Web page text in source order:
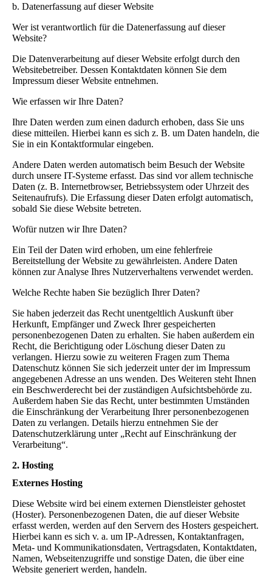
b. Datenerfassung auf dieser Website
Wer ist verantwortlich für die Datenerfassung auf dieser
Website?
Die Datenverarbeitung auf dieser Website erfolgt durch den
Websitebetreiber. Dessen Kontaktdaten können Sie dem
Impressum dieser Website entnehmen.
Wie erfassen wir Ihre Daten?
Ihre Daten werden zum einen dadurch erhoben, dass Sie uns
diese mitteilen. Hierbei kann es sich z. B. um Daten handeln, die
Sie in ein Kontaktformular eingeben.
Andere Daten werden automatisch beim Besuch der Website
durch unsere IT-Systeme erfasst. Das sind vor allem technische
Daten (z. B. Internetbrowser, Betriebssystem oder Uhrzeit des
Seitenaufrufs). Die Erfassung dieser Daten erfolgt automatisch,
sobald Sie diese Website betreten.
Wofür nutzen wir Ihre Daten?
Ein Teil der Daten wird erhoben, um eine fehlerfreie
Bereitstellung der Website zu gewährleisten. Andere Daten
können zur Analyse Ihres Nutzerverhaltens verwendet werden.
Welche Rechte haben Sie bezüglich Ihrer Daten?
Sie haben jederzeit das Recht unentgeltlich Auskunft über
Herkunft, Empfänger und Zweck Ihrer gespeicherten
personenbezogenen Daten zu erhalten. Sie haben außerdem ein
Recht, die Berichtigung oder Löschung dieser Daten zu
verlangen. Hierzu sowie zu weiteren Fragen zum Thema
Datenschutz können Sie sich jederzeit unter der im Impressum
angegebenen Adresse an uns wenden. Des Weiteren steht Ihnen
ein Beschwerderecht bei der zuständigen Aufsichtsbehörde zu.
Außerdem haben Sie das Recht, unter bestimmten Umständen
die Einschränkung der Verarbeitung Ihrer personenbezogenen
Daten zu verlangen. Details hierzu entnehmen Sie der
Datenschutzerklärung unter „Recht auf Einschränkung der
Verarbeitung“.
2. Hosting
Externes Hosting
Diese Website wird bei einem externen Dienstleister gehostet
(Hoster). Personenbezogenen Daten, die auf dieser Website
erfasst werden, werden auf den Servern des Hosters gespeichert.
Hierbei kann es sich v. a. um IP-Adressen, Kontaktanfragen,
Meta- und Kommunikationsdaten, Vertragsdaten, Kontaktdaten,
Namen, Webseitenzugriffe und sonstige Daten, die über eine
Website generiert werden, handeln.